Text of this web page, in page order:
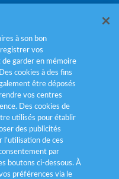
des cookies
à son bon
vos
garder en mémoire
cookies à des fins
être déposés
vos centres
Des cookies de
utilisés pour établir
des publicités
l’utilisation de ces
par
boutons ci-dessous. À
préférences via le